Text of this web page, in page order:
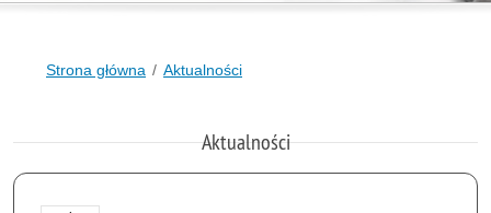
Strona główna Aktualności
Aktualności